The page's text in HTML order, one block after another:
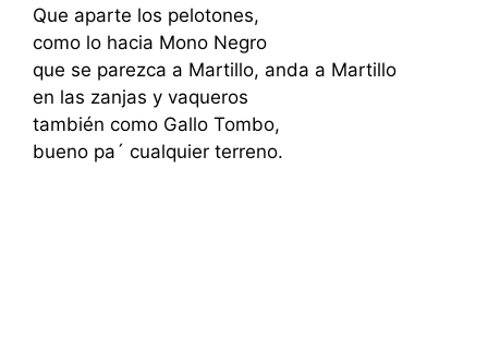
Que aparte los pelotones,
como lo hacia Mono Negro
que se parezca a Martillo, anda a Martillo
en las zanjas y vaqueros
también como Gallo Tombo,
bueno pa´ cualquier terreno.